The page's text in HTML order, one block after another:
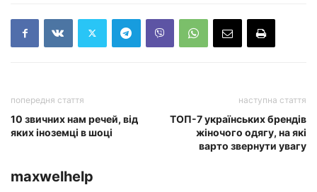
попередня стаття
10 звичних нам речей, від
яких іноземці в шоці
наступна стаття
ТОП-7 українських брендів
жіночого одягу, на які
варто звернути увагу
maxwelhelp